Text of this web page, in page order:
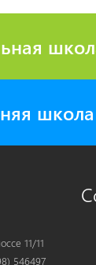
школа
11/11
546497